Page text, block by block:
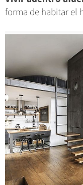
forma de habitar el